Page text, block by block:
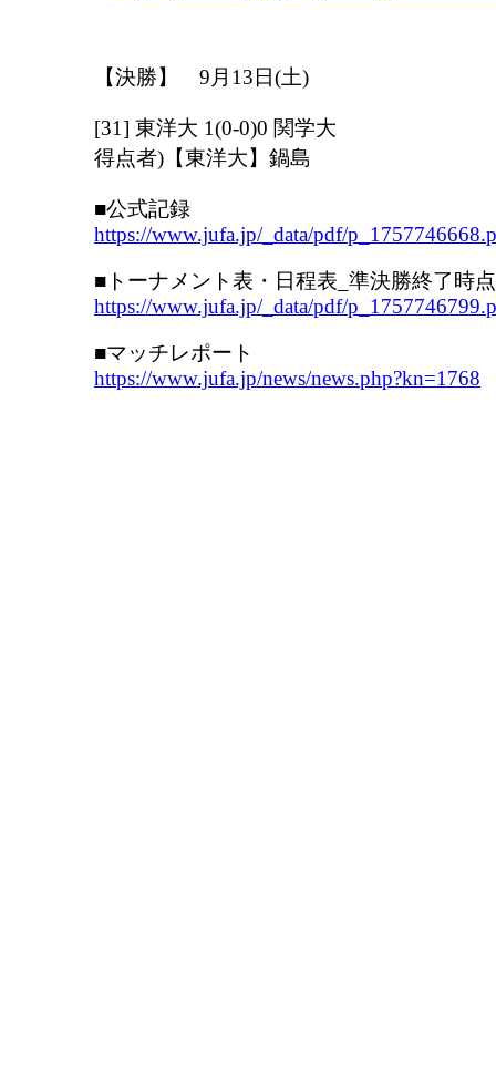
【決勝】 9月13日(土)
[31] 東洋大 1(0-0)0 関学大
得点者)【東洋大】鍋島
■公式記録
https://www.jufa.jp/_data/pdf/
■トーナメント表・日程表_準決勝終了時点
https://www.jufa.jp/_data/pdf/
■マッチレポート
https://www.jufa.jp/news/news.php?kn=1768